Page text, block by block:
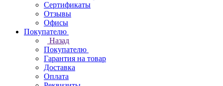
Сертификаты
Отзывы
Офисы
Покупателю
Назад
Покупателю
Гарантия на товар
Доставка
Оплата